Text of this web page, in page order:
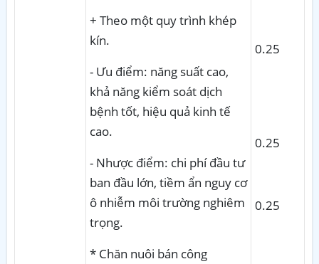
+ Theo một quy trình khép
kín.
- Ưu điểm: năng suất cao,
khả năng kiểm soát dịch
bệnh tốt, hiệu quả kinh tế
cao.
- Nhược điểm: chi phí đầu tư
ban đầu lớn, tiềm ẩn nguy cơ
ô nhiễm môi trường nghiêm
trọng.
* Chăn nuôi bán công
0.25
0.25
0.25